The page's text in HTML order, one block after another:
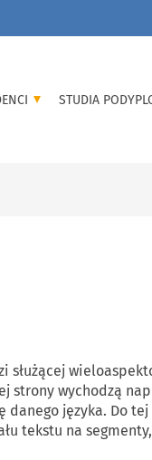
STUDIA
służącej
strony wychodzą
języka. Do
tekstu na segmenty,